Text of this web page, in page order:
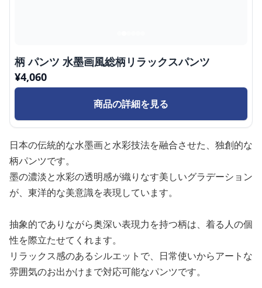
柄 パンツ 水墨画風総柄リラックスパンツ
¥4,060
商品の詳細を見る
日本の伝統的な水墨画と水彩技法を融合させた、独創的な
柄パンツです。
墨の濃淡と水彩の透明感が織りなす美しいグラデーション
が、東洋的な美意識を表現しています。
抽象的でありながら奥深い表現力を持つ柄は、着る人の個
性を際立たせてくれます。
リラックス感のあるシルエットで、日常使いからアートな
雰囲気のお出かけまで対応可能なパンツです。